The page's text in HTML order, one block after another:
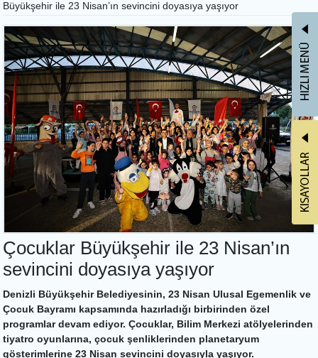
Büyükşehir ile 23 Nisan’ın sevincini doyasıya yaşıyor
Çocuklar Büyükşehir ile 23 Nisan’ın
sevincini doyasıya yaşıyor
Denizli Büyükşehir Belediyesinin, 23 Nisan Ulusal Egemenlik ve
Çocuk Bayramı kapsamında hazırladığı birbirinden özel
programlar devam ediyor. Çocuklar, Bilim Merkezi atölyelerinden
tiyatro oyunlarına, çocuk şenliklerinden planetaryum
gösterimlerine 23 Nisan sevincini doyasıyla yaşıyor.